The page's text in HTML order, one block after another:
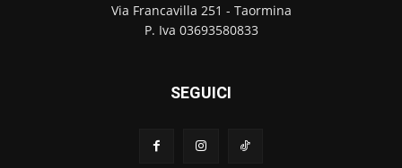
Via Francavilla 251 - Taormina
P. Iva 03693580833
SEGUICI